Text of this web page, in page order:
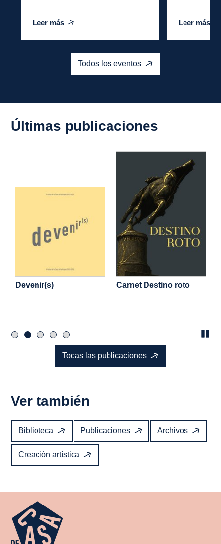
Leer más Leer más
Todos los eventos
Últimas publicaciones
Devenir(s) Carnet Destino roto
Todas las publicaciones
Ver también
Biblioteca Publicaciones Archivos
Creación artística